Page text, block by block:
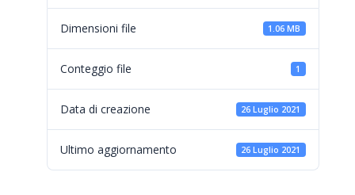
Dimensioni file 1.06 MB
Conteggio file 1
Data di creazione 26 Luglio 2021
Ultimo aggiornamento 26 Luglio 2021